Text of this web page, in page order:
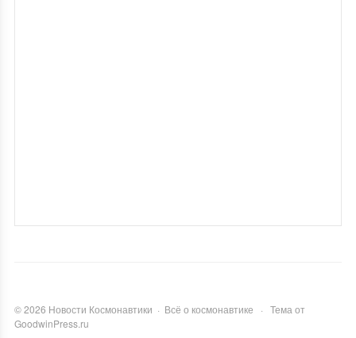
©2026 Новости Космонавтики · Всё о космонавтике · Тема от
GoodwinPress.ru